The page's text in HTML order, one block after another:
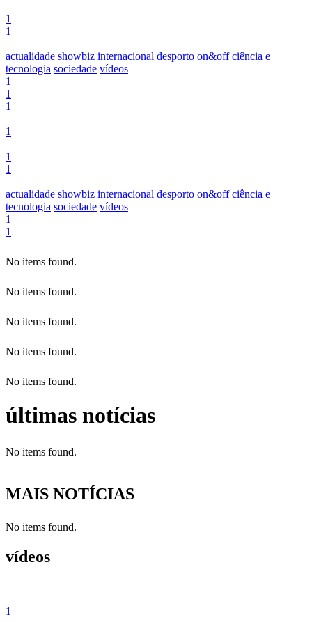
1
1
actualidade showbiz internacional desporto on&off ciência e
tecnologia sociedade vídeos
1
1
1
1
1
1
actualidade showbiz internacional desporto on&off ciência e
tecnologia sociedade vídeos
1
1
No items found.
No items found.
No items found.
No items found.
No items found.
últimas notícias
No items found.
MAIS NOTÍCIAS
No items found.
vídeos
1